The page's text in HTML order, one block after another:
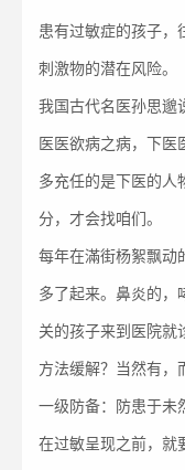
患有过敏症的孩子，
刺激物的潜在风险。
我国古代名医孙思邈
医医欲病之病，下医
多充任的是下医的人
分，才会找咱们。
每年在滿街杨絮飘动
多了起来。鼻炎的，
关的孩子来到医院就
方法缓解？当然有，
一级防备：防患于未
在过敏呈现之前，就